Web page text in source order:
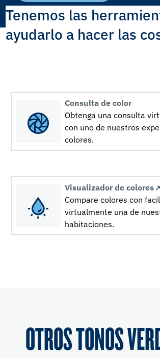
Tenemos las
ayudarlo a hacer las
Consulta de color
Obtenga una consulta
con uno de nuestros
colores.
Visualizador de colores
Compare colores con
virtualmente una de
habitaciones.
OTROS TONOS